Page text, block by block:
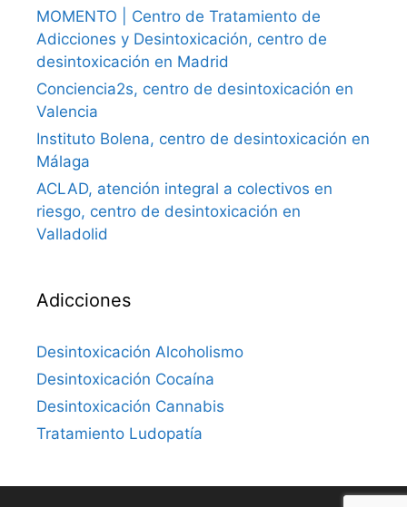
MOMENTO | Centro de Tratamiento de
Adicciones y Desintoxicación, centro de
desintoxicación en Madrid
Conciencia2s, centro de desintoxicación en
Valencia
Instituto Bolena, centro de desintoxicación en
Málaga
ACLAD, atención integral a colectivos en
riesgo, centro de desintoxicación en
Valladolid
Adicciones
Desintoxicación Alcoholismo
Desintoxicación Cocaína
Desintoxicación Cannabis
Tratamiento Ludopatía